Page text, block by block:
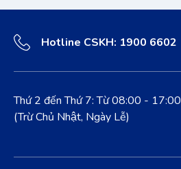
Hotline CSKH: 1900 6602
Thứ 2 đến Thứ 7: Từ 08:00 - 17:00
(Trừ Chủ Nhật, Ngày Lễ)